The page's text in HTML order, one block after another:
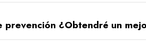
prevención ¿Obtendré un